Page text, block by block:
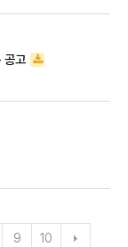
공고
9 10